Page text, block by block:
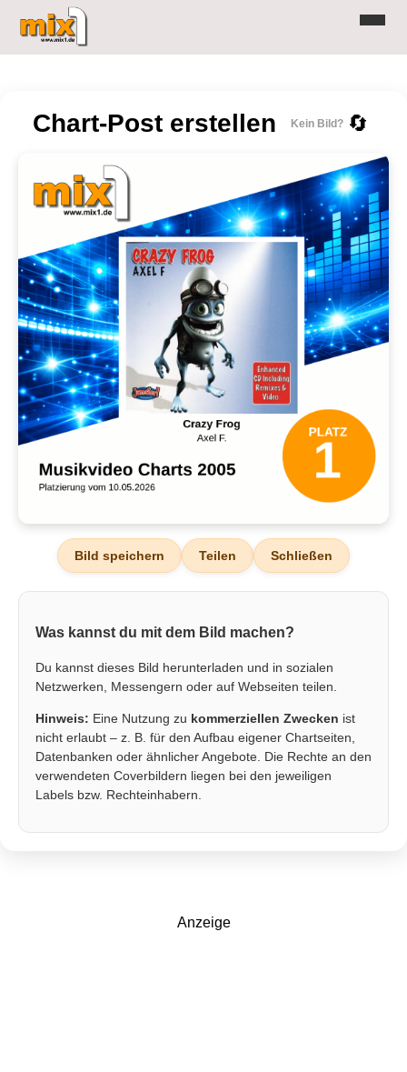
Chart-Post erstellen Kein Bild? 🔄
Bild speichern Teilen Schließen
Was kannst du mit dem Bild machen?
Du kannst dieses Bild herunterladen und in sozialen
Netzwerken, Messengern oder auf Webseiten teilen.
Hinweis: Eine Nutzung zu kommerziellen Zwecken ist
nicht erlaubt – z. B. für den Aufbau eigener Chartseiten,
Datenbanken oder ähnlicher Angebote. Die Rechte an den
verwendeten Coverbildern liegen bei den jeweiligen
Labels bzw. Rechteinhabern.
Anzeige